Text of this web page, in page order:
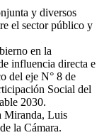
y diversos
el sector público y
en la
influencia directa e
del eje N° 8 de
Social del
2030.
Miranda, Luis
la Cámara.